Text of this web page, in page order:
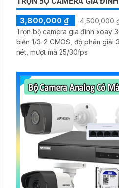
3,800,000 ₫
4,500,000
Trọn bộ camera gia đình xoay
biến 1/3. 2 CMOS, độ phân giải
nét, mượt mà 25/30fps